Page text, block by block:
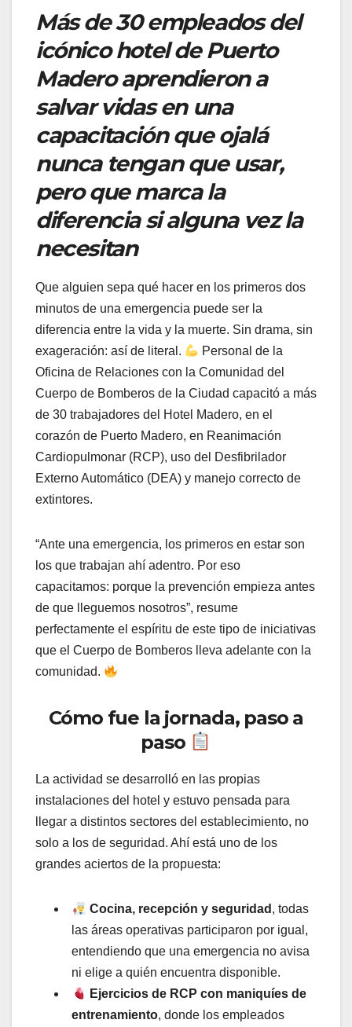
Más de 30 empleados del
icónico hotel de Puerto
Madero aprendieron a
salvar vidas en una
capacitación que ojalá
nunca tengan que usar,
pero que marca la
diferencia si alguna vez la
necesitan
Que alguien sepa qué hacer en los primeros dos
minutos de una emergencia puede ser la
diferencia entre la vida y la muerte. Sin drama, sin
exageración: así de literal.
Personal de la
Oficina de Relaciones con la Comunidad del
Cuerpo de Bomberos de la Ciudad capacitó a más
de 30 trabajadores del Hotel Madero, en el
corazón de Puerto Madero, en Reanimación
Cardiopulmonar (RCP), uso del Desfibrilador
Externo Automático (DEA) y manejo correcto de
extintores.
“Ante una emergencia, los primeros en estar son
los que trabajan ahí adentro. Por eso
capacitamos: porque la prevención empieza antes
de que lleguemos nosotros”, resume
perfectamente el espíritu de este tipo de iniciativas
que el Cuerpo de Bomberos lleva adelante con la
comunidad.
Cómo fue la jornada, paso a
paso
La actividad se desarrolló en las propias
instalaciones del hotel y estuvo pensada para
llegar a distintos sectores del establecimiento, no
solo a los de seguridad. Ahí está uno de los
grandes aciertos de la propuesta:
Cocina, recepción y seguridad , todas
las áreas operativas participaron por igual,
entendiendo que una emergencia no avisa
ni elige a quién encuentra disponible.
Ejercicios de RCP con maniquíes de
entrenamiento, donde los empleados